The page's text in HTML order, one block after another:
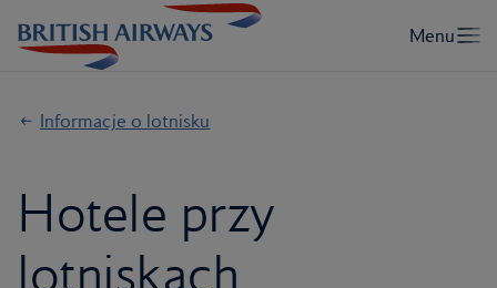
Informacje o lotnisku
Hotele przy
lotniskach